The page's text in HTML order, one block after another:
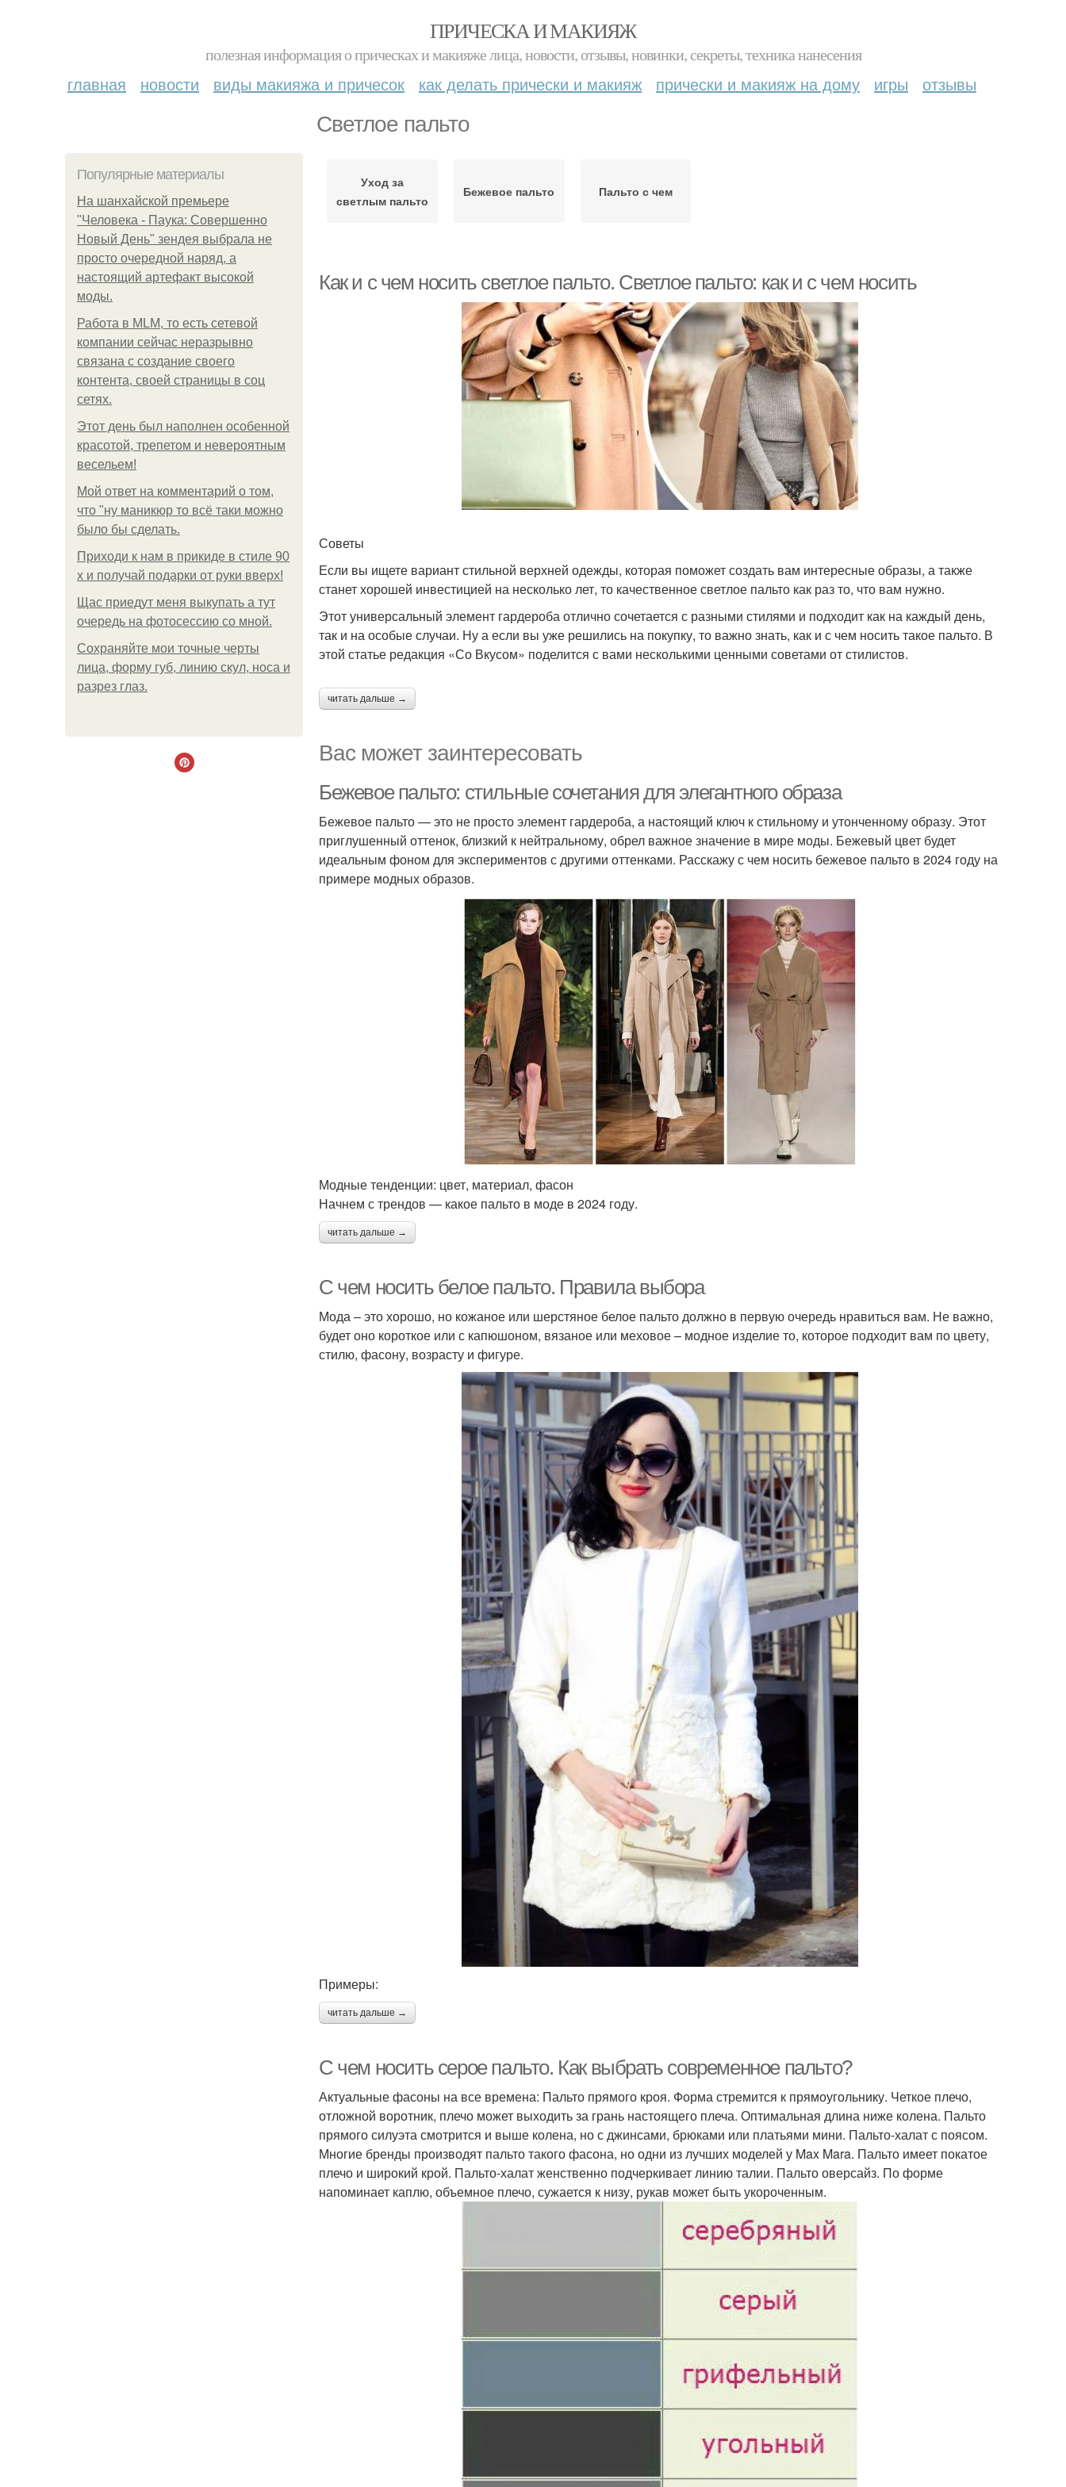
ПРИЧЕСКА И МАКИЯЖ
полезная информация о прическах и макияже лица, новости, отзывы, новинки, секреты, техника нанесения
главная новости виды макияжа и причесок как делать прически и макияж прически и макияж на дому игры отзывы
Светлое пальто
Популярные материалы
На шанхайской премьере
"Человека - Паука: Совершенно
Новый День" зендея выбрала не
просто очередной наряд, а
настоящий артефакт высокой
моды.
Работа в MLM, то есть сетевой
компании сейчас неразрывно
связана с создание своего
контента, своей страницы в соц
сетях.
Этот день был наполнен особенной
красотой, трепетом и невероятным
весельем!
Мой ответ на комментарий о том,
что "ну маникюр то всё таки можно
было бы сделать.
Приходи к нам в прикиде в стиле 90
х и получай подарки от руки вверх!
Щас приедут меня выкупать а тут
очередь на фотосессию со мной.
Сохраняйте мои точные черты
лица, форму губ, линию скул, носа и
разрез глаз.
Уход за
светлым пальто
Бежевое пальто Пальто с чем
Как и с чем носить светлое пальто. Светлое пальто: как и с чем носить
Советы
Если вы ищете вариант стильной верхней одежды, которая поможет создать вам интересные образы, а также
станет хорошей инвестицией на несколько лет, то качественное светлое пальто как раз то, что вам нужно.
Этот универсальный элемент гардероба отлично сочетается с разными стилями и подходит как на каждый день,
так и на особые случаи. Ну а если вы уже решились на покупку, то важно знать, как и с чем носить такое пальто. В
этой статье редакция «Со Вкусом» поделится с вами несколькими ценными советами от стилистов.
читать дальше →
Вас может заинтересовать
Бежевое пальто: стильные сочетания для элегантного образа
Бежевое пальто — это не просто элемент гардероба, а настоящий ключ к стильному и утонченному образу. Этот
приглушенный оттенок, близкий к нейтральному, обрел важное значение в мире моды. Бежевый цвет будет
идеальным фоном для экспериментов с другими оттенками. Расскажу с чем носить бежевое пальто в 2024 году на
примере модных образов.
Модные тенденции: цвет, материал, фасон
Начнем с трендов — какое пальто в моде в 2024 году.
читать дальше →
С чем носить белое пальто. Правила выбора
Мода – это хорошо, но кожаное или шерстяное белое пальто должно в первую очередь нравиться вам. Не важно,
будет оно короткое или с капюшоном, вязаное или меховое – модное изделие то, которое подходит вам по цвету,
стилю, фасону, возрасту и фигуре.
Примеры:
читать дальше →
С чем носить серое пальто. Как выбрать современное пальто?
Актуальные фасоны на все времена: Пальто прямого кроя. Форма стремится к прямоугольнику. Четкое плечо,
отложной воротник, плечо может выходить за грань настоящего плеча. Оптимальная длина ниже колена. Пальто
прямого силуэта смотрится и выше колена, но с джинсами, брюками или платьями мини. Пальто-халат с поясом.
Многие бренды производят пальто такого фасона, но одни из лучших моделей у Max Mara. Пальто имеет покатое
плечо и широкий крой. Пальто-халат женственно подчеркивает линию талии. Пальто оверсайз. По форме
напоминает каплю, объемное плечо, сужается к низу, рукав может быть укороченным.